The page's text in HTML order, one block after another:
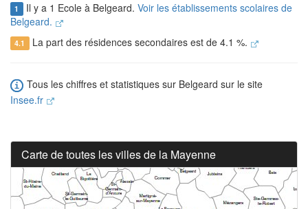
1 Il y a 1 Ecole à Belgeard. Voir les établissements scolaires de
Belgeard.
4.1 La part des résidences secondaires est de 4.1 %.
Tous les chiffres et statistiques sur Belgeard sur le site
Insee.fr
Carte de toutes les villes de la Mayenne